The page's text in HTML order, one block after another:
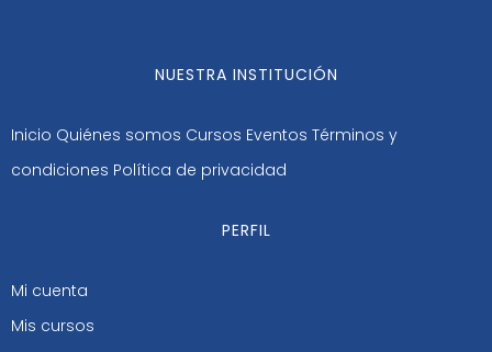
NUESTRA INSTITUCIÓN
Inicio Quiénes somos Cursos Eventos Términos y
condiciones Política de privacidad
PERFIL
Mi cuenta
Mis cursos